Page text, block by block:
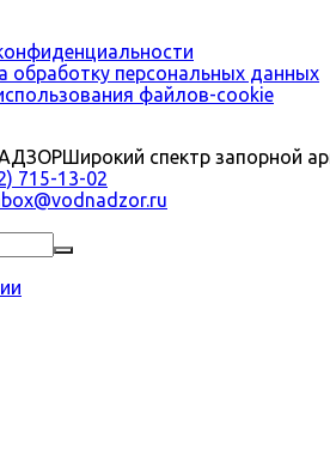
обработку персональных данных
файлов-cookie
Широкий спектр запорной
715-13-02